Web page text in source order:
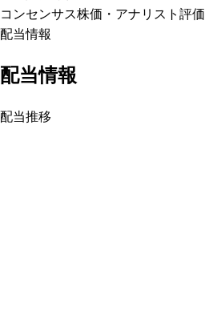
コンセンサス株価 ・アナリスト評価
配当情報
配当情報
配当推移